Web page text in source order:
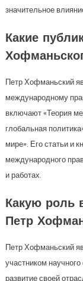
значительное
Какие
Петр Хофманьский
международному
включают «Теория
глобальная
мире». Его статьи и
международного
и работах.
Какую роль
Петр
Петр Хофманьский
участником
развитие своей